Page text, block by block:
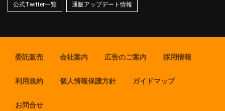
公式Twitter一覧 通販アップデート情報
委託販売 会社案内 広告のご案内 採用情報
利用規約 個人情報保護方針 ガイドマップ
お問合せ